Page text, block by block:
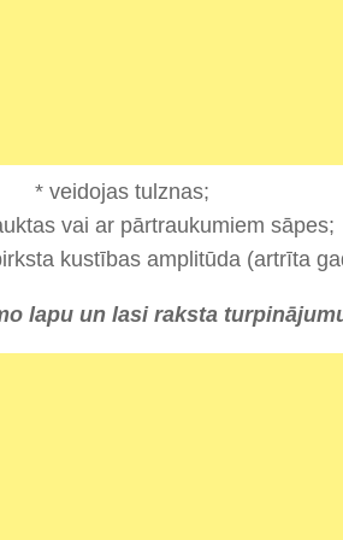
* veidojas tulznas;
vai ar pārtraukumiem sāpes;
kustības amplitūda (artrīta
lapu un lasi raksta